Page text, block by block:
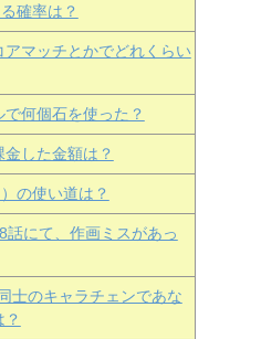
確率は？
マッチとかでどれくらい
何個石を使った？
した金額は？
の使い道は？
話にて、作画ミスがあっ
士のキャラチェンであな